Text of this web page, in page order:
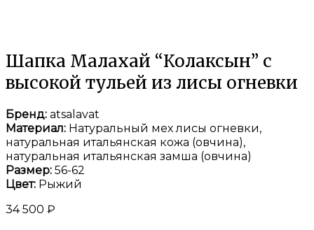
Шапка Малахай “Колаксын” с
высокой тульей из лисы огневки
Бренд: atsalavat
Материал: Натуральный мех лисы огневки,
натуральная итальянская кожа (овчина),
натуральная итальянская замша (овчина)
Размер: 56-62
Цвет: Рыжий
34 500 ₽